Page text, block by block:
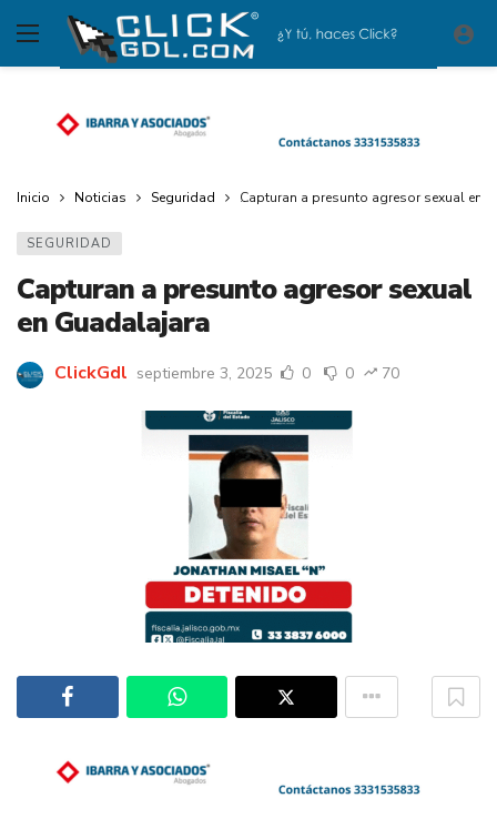
Inicio Noticias Seguridad Capturan a presunto agresor sexual en
SEGURIDAD
Capturan a presunto agresor sexual
en Guadalajara
ClickGdl septiembre 3, 2025 0 0 70